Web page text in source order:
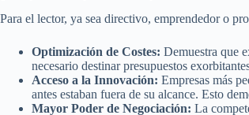
Para el lector, ya sea directivo, emprendedor o
Optimización de Costes: Demuestra que
necesario destinar presupuestos
Acceso a la Innovación: Empresas más
antes estaban fuera de su alcance. Esto
Mayor Poder de Negociación: La